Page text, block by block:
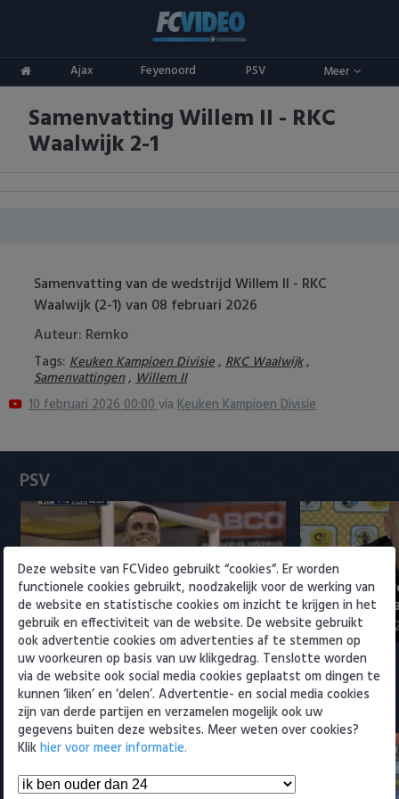
Ajax Feyenoord PSV Meer
ADO Den Haag
Ajax
FC Twente
FC Utrecht
Feyenoord
Heracles Almelo
PEC Zwolle
PSV
Roda JC
SC Heerenveen
Sparta
Vitesse
VVV Venlo
Competities
Eredivisie
Keuken Kampioen Divisie
Vrouwenvoetbal
Champions League
Europa League
Conference League
Oranje
Samenvatting Willem II - RKC
Waalwijk 2-1
Samenvatting van de wedstrijd Willem II - RKC
Waalwijk (2-1) van 08 februari 2026
Auteur: Remko
Tags: Keuken Kampioen Divisie, RKC Waalwijk,
Samenvattingen, Willem II
10 februari 2026 00:00via Keuken Kampioen Divisie
PSV
PSV presenteert Filip Kostic:
ervaren Serviër tekent voor t…
6 augustus 2026 16:30
Rampstart
voor
3 augustus
Meest bekeken
Deze website van FCVideo gebruikt “cookies”. Er worden
functionele cookies gebruikt, noodzakelijk voor de werking van
de website en statistische cookies om inzicht te krijgen in het
gebruik en effectiviteit van de website. De website gebruikt
ook advertentie cookies om advertenties af te stemmen op
uw voorkeuren op basis van uw klikgedrag. Tenslotte worden
via de website ook social media cookies geplaatst om dingen te
kunnen ‘liken’ en ‘delen’. Advertentie- en social media cookies
zijn van derde partijen en verzamelen mogelijk ook uw
gegevens buiten deze websites. Meer weten over cookies?
Klikhier voor meer informatie.